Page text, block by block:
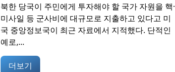
북한 당국이 주민에게 투자해야 할 국가 자원을 핵·
미사일 등 군사비에 대규모로 지출하고 있다고 미
국 중앙정보국이 최근 자료에서 지적했다. 단적인
예로,...
더보기